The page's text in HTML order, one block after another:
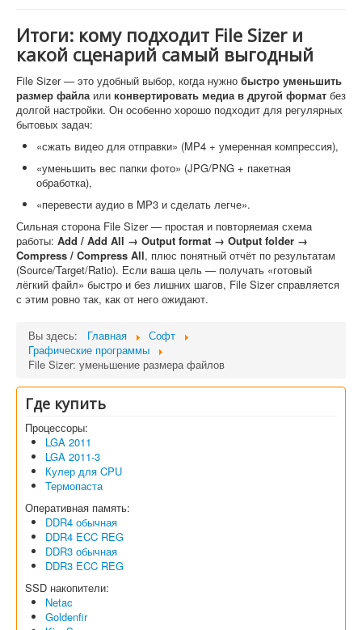
Итоги: кому подходит File Sizer и
какой сценарий самый выгодный
File Sizer — это удобный выбор, когда нужно быстро уменьшить
размер файла или конвертировать медиа в другой формат без
долгой настройки. Он особенно хорошо подходит для регулярных
бытовых задач:
«сжать видео для отправки» (MP4 + умеренная компрессия),
«уменьшить вес папки фото» (JPG/PNG + пакетная
обработка),
«перевести аудио в MP3 и сделать легче».
Сильная сторона File Sizer — простая и повторяемая схема
работы: Add / Add All → Output format → Output folder →
Compress / Compress All, плюс понятный отчёт по результатам
(Source/Target/Ratio). Если ваша цель — получать «готовый
лёгкий файл» быстро и без лишних шагов, File Sizer справляется
с этим ровно так, как от него ожидают.
Вы здесь: Главная
Софт
Графические программы
File Sizer: уменьшение размера файлов
Где купить
Процессоры:
LGA 2011
LGA 2011-3
Кулер для CPU
Термопаста
Оперативная память:
DDR4 обычная
DDR4 ECC REG
DDR3 обычная
DDR3 ECC REG
SSD накопители:
Netac
Goldenfir